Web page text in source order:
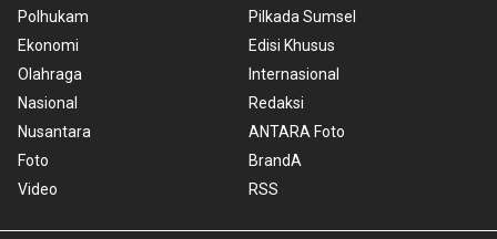
Polhukam
Ekonomi
Olahraga
Nasional
Nusantara
Foto
Video
Pilkada Sumsel
Edisi Khusus
Internasional
Redaksi
ANTARA Foto
BrandA
RSS